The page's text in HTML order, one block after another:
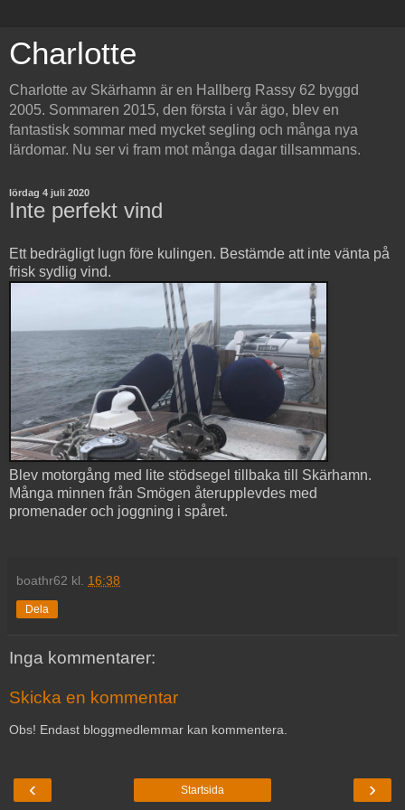
Charlotte
Charlotte av Skärhamn är en Hallberg Rassy 62 byggd
2005. Sommaren 2015, den första i vår ägo, blev en
fantastisk sommar med mycket segling och många nya
lärdomar. Nu ser vi fram mot många dagar tillsammans.
lördag 4 juli 2020
Inte perfekt vind
Ett bedrägligt lugn före kulingen. Bestämde att inte vänta på
frisk sydlig vind.
Blev motorgång med lite stödsegel tillbaka till Skärhamn.
Många minnen från Smögen återupplevdes med
promenader och joggning i spåret.
boathr62 kl. 16:38
Dela
Inga kommentarer:
Skicka en kommentar
Obs! Endast bloggmedlemmar kan kommentera.
‹ ›
Startsida